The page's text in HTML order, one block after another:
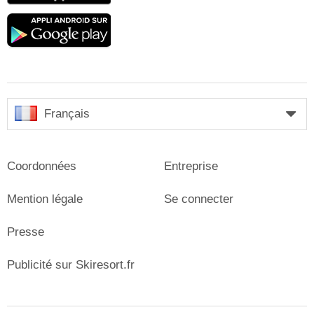
Google
Français
Coordonnées
Mention légale
Presse
Entreprise
Se connecter
Publicité sur Skiresort.fr